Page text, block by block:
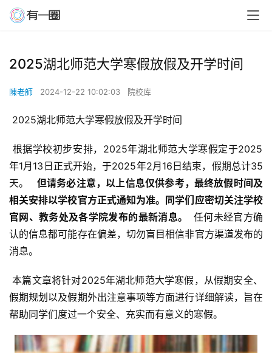
2025湖北师范大学寒假放假及开学时间
陳老師 2024-12-22 10:02:03 院校库
2025湖北师范大学寒假放假及开学时间
年1月13日正式开始，于2025年2月16日结束，假期总计35
天。
  但请务必注意，以上信息仅供参考，最终放假时间及
相关安排以学校官方正式通知为准。同学们应密切关注学校
官网、教务处及各学院发布的最新消息。
任何未经官方确
认的信息都可能存在偏差，切勿盲目相信非官方渠道发布的
消息。
本篇文章将针对2025年湖北师范大学寒假，从假期安全、
假期规划以及假期外出注意事项等方面进行详细解读，旨在
帮助同学们度过一个安全、充实而有意义的寒假。